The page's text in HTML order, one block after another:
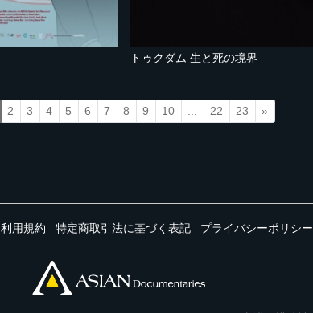
トゥクダム 生と死の境界
2 3 4 5 6 7 8 9 10 22 23 »
利用規約 特定商取引法に基づく表記 プライバシーポリシー